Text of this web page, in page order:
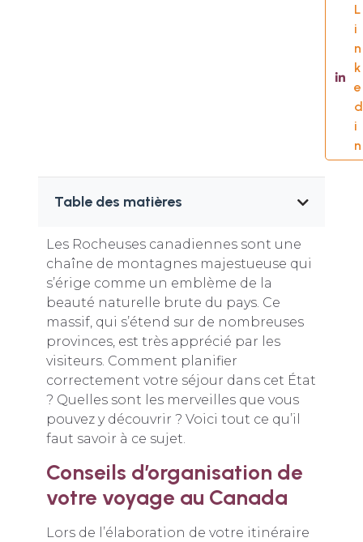
L
i
n
k
e
d
i
n
Table des matières
Les Rocheuses canadiennes sont une
chaîne de montagnes majestueuse qui
s’érige comme un emblème de la
beauté naturelle brute du pays. Ce
massif, qui s’étend sur de nombreuses
provinces, est très apprécié par les
visiteurs. Comment planifier
correctement votre séjour dans cet État
? Quelles sont les merveilles que vous
pouvez y découvrir ? Voici tout ce qu’il
faut savoir à ce sujet.
Conseils d’organisation de
votre voyage au Canada
Lors de l’élaboration de votre itinéraire